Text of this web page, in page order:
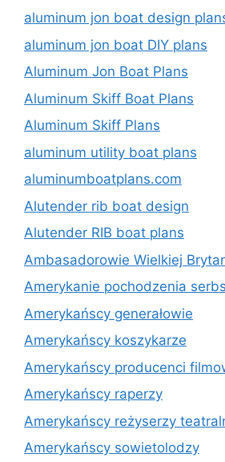
aluminum jon boat design
aluminum jon boat DIY plans
Aluminum Jon Boat Plans
Aluminum Skiff Boat Plans
Aluminum Skiff Plans
aluminum utility boat plans
aluminumboatplans.com
Alutender rib boat design
Alutender RIB boat plans
Ambasadorowie Wielkiej
Amerykanie pochodzenia
Amerykańscy generałowie
Amerykańscy koszykarze
Amerykańscy producenci
Amerykańscy raperzy
Amerykańscy reżyserzy
Amerykańscy sowietolodzy